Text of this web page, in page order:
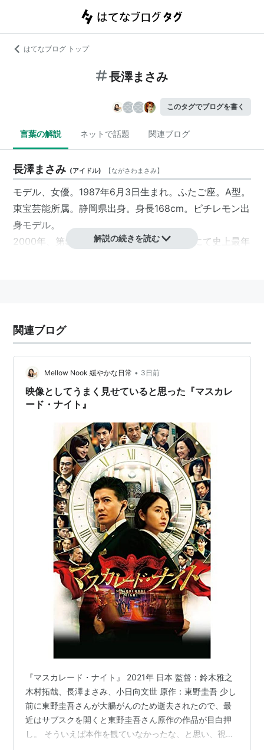
はてなブログ トップ
長澤まさみ
このタグでブログを書く
言葉の解説 ネットで話題 関連ブログ
長澤まさみ (アイドル) 【ながさわまさみ】
モデル、女優。1987年6月3日生まれ。ふたご座。A型。
東宝芸能所属。静岡県出身。身長168cm。ピチレモン出
身モデル。
2000年、第5回東宝シンデレラコンテストにて史上最年
は『セーラー服と機関銃』2006。
父親は元サッカー日本代表選手・ジュビロ磐田初代監督
の長澤和明。
デビューの契機は中山雅史・
シンデレラコンテストへの応募による。
2011年4月、EXILEのAKIRAとの真剣交際が報じられ
た。２人は同じ静岡・磐田市出身で、親同士が知り合い
の幼なじみ。お互い芸能界デビュー後、再会し、長澤が
AKIRAに仕事や私生活の相談をするうちに熱愛関係へと
発展したという。
リスト::長身女性::静岡出身
14年予定 WOOD JOB! 〜神去なあなあ日常〜（東
13年03月 ボクたちの交換日記（ショウゲート） -
新谷久美 役
12年02月 日本列島 いきものたちの物語（東宝） -
ナビゲーター
解説の続きを読む
関連ブログ
Mellow Nook 緩やかな日常 • 3日前
映像としてうまく見せていると思った『マスカレ
ード・ナイト』
『マスカレード・ナイト』 2021年 日本 監督：鈴木雅之
木村拓哉、長澤まさみ、小日向文世 原作：東野圭吾 少し
前に東野圭吾さんが大腸がんのため逝去されたので、最
近はサブスクを開くと東野圭吾さん原作の作品が目白押
し。 そういえば本作を観ていなかったな、と思い、視聴